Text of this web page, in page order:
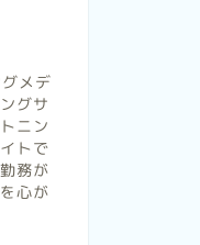
メデ
グサ
ニン
トで
務が
心が